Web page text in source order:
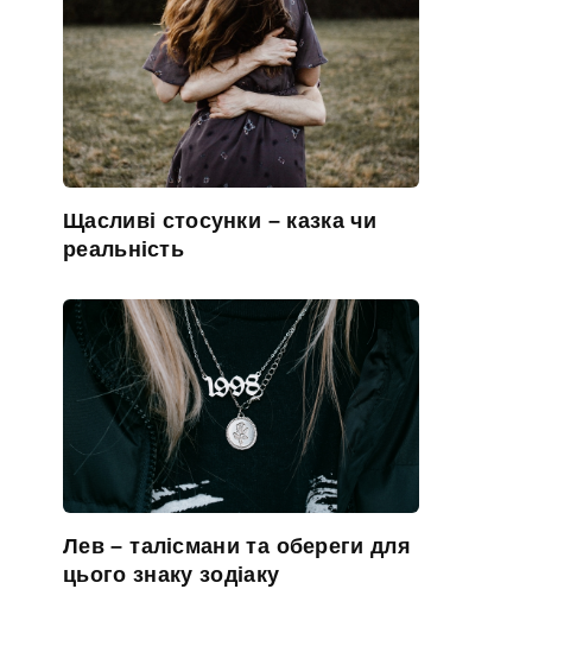
Щасливі стосунки – казка чи
реальність
Лев – талісмани та обереги для
цього знаку зодіаку